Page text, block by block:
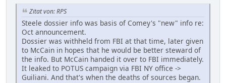
Zitat von: RPS
Steele dossier info was basis of Comey's "new" info re:
Oct announcement.
Dossier was withheld from FBI at that time, later given
to McCain in hopes that he would be better steward of
the info. But McCain handed it over to FBI immediately.
It leaked to POTUS campaign via FBI NY office ->
Guiliani. And that's when the deaths of sources began.